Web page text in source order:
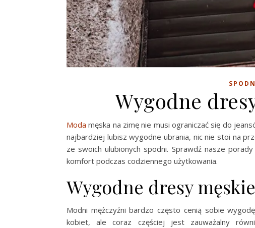
Wygodne
Moda męska na zimę nie musi ograniczać się do
najbardziej lubisz wygodne ubrania, nic nie stoi na
ze swoich ulubionych spodni. Sprawdź nasze
komfort podczas codziennego użytkowania.
Wygodne dresy
Modni mężczyźni bardzo często cenią sobie
kobiet, ale coraz częściej jest zauważalny